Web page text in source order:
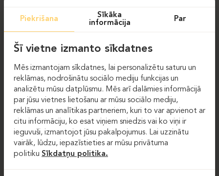
Piekrišana
Sīkāka
informācija
Par
Šī vietne izmanto sīkdatnes
Mēs izmantojam sīkdatnes, lai personalizētu saturu un
reklāmas, nodrošinātu sociālo mediju funkcijas un
analizētu mūsu datplūsmu. Mēs arī dalāmies informācijā
par jūsu vietnes lietošanu ar mūsu sociālo mediju,
reklāmas un analītikas partneriem, kuri to var apvienot ar
citu informāciju, ko esat viņiem sniedzis vai ko viņi ir
ieguvuši, izmantojot jūsu pakalpojumus. Lai uzzinātu
vairāk, lūdzu, iepazīstieties ar mūsu privātuma
politiku Sīkdatņu politika.